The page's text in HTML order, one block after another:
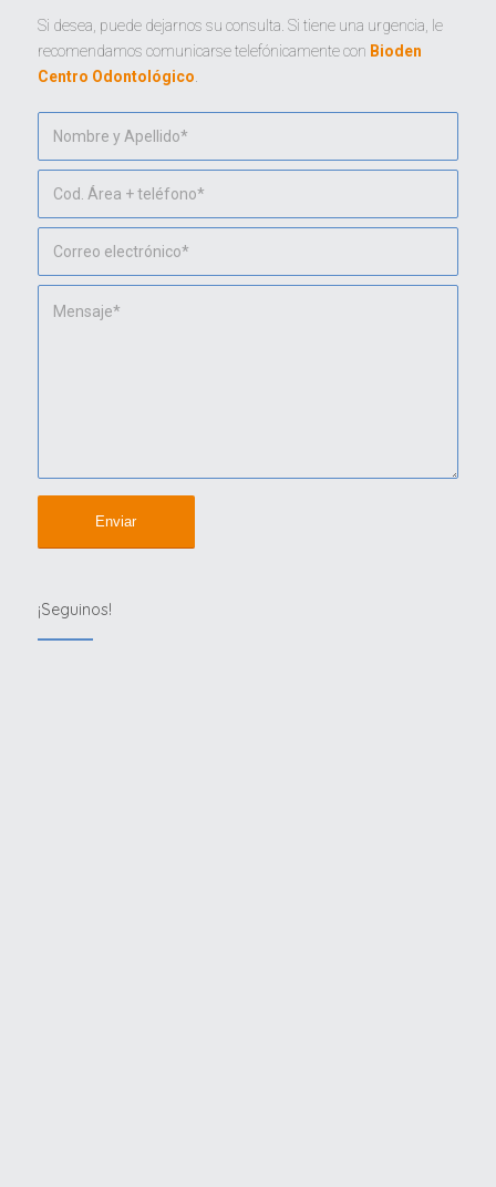
Si desea, puede dejarnos su consulta. Si tiene una urgencia, le
recomendamos comunicarse telefónicamente con Bioden
Centro Odontológico
¡Seguinos!